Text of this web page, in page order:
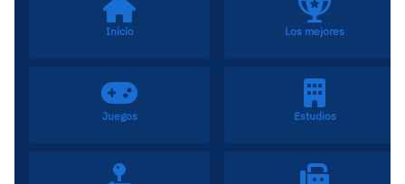
Inicio Los mejores
Juegos Estudios